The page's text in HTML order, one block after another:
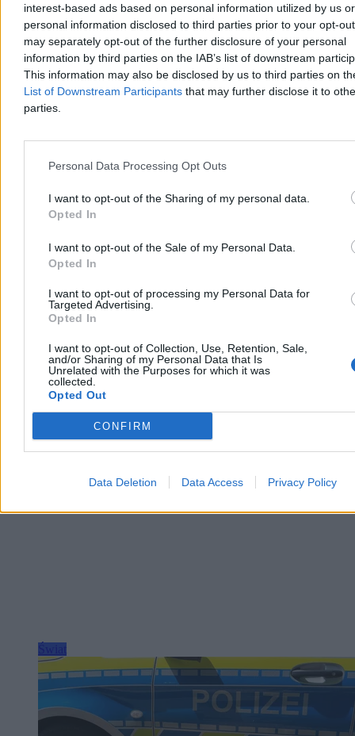
interest-based ads based on personal information utilized by us or
personal information disclosed to third parties prior to your opt-
may separately opt-out of the further disclosure of your personal
information by third parties on the IAB’s list of downstream
This information may also be disclosed by us to third parties on
List of Downstream Participants that may further disclose it to
parties.
Personal Data Processing Opt Outs
I want to opt-out of the Sharing of my personal data.
Opted In
I want to opt-out of the Sale of my Personal Data.
Opted In
I want to opt-out of processing my Personal Data for
Targeted Advertising.
Opted In
I want to opt-out of Collection, Use, Retention, Sale,
and/or Sharing of my Personal Data that Is
Unrelated with the Purposes for which it was
collected.
Opted Out
CONFIRM
Data Deletion Data Access Privacy Policy
Dobra forma Igi Świątek. Rywalka nie miała
większych szans
Iga Świątek awansowała do 1/8 finału turnieju WTA Masters 1000
w Toronto. Polska tenisistka w trzeciej rundzie wygrała ze
Szwajcarką Viktoriją Golubic 6:2, 6:1.
Paweł Żurek
Wczoraj 20:16
2 min
Reklama